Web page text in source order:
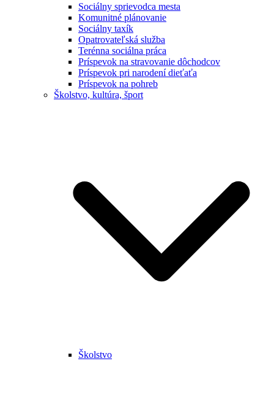
Sociálny sprievodca mesta
Komunitné plánovanie
Sociálny taxík
Opatrovateľská služba
Terénna sociálna práca
Príspevok na stravovanie dôchodcov
Príspevok pri narodení dieťaťa
Príspevok na pohreb
Školstvo, kultúra, šport
Školstvo